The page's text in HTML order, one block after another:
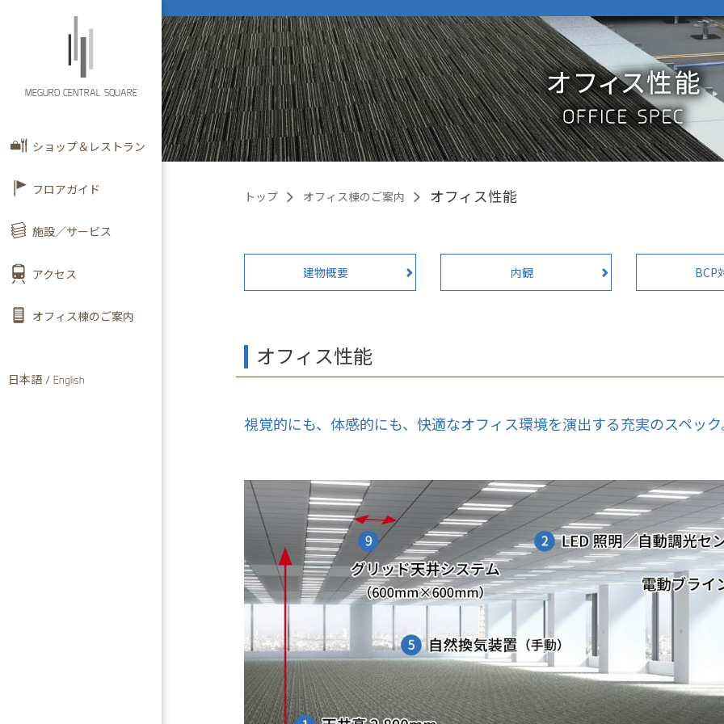
MEGURO CENTRAL SQUARE
ショップ＆レストラン
フロアガイド
施設／サービス
アクセス
オフィス棟のご案内
日本語 / English
トップ オフィス棟のご案内 オフィス性能
建物概要 内観 BCP
オフィス性能
視覚的にも、体感的にも、快適なオフィス環境を演出する充実のスペッ